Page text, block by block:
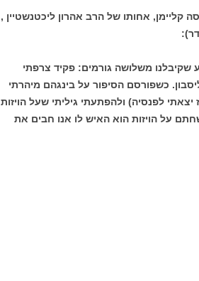
אחותו של הרב אהרון ליכטנשטיין ,
שקיבלנו משלושה גורמים: פקיד צרפתי
כשפורסם הסיפור על בינגהם מיהרתי
לפנסיה) ולהפתעתי גיליתי שעל הויזות
על הויזות הוא האיש לו אנו חבים את